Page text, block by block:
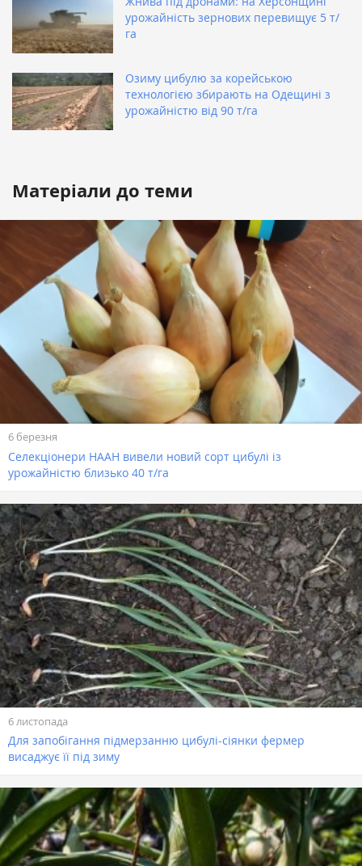
урожайність зернових перевищує 5 т/
га
Озиму цибулю за корейською
технологією збирають на Одещині з
урожайністю від 90 т/га
Матеріали до теми
6 березня
Селекціонери НААН вивели новий сорт цибулі із
урожайністю близько 40 т/га
6 листопада
Для запобігання підмерзанню цибулі-сіянки фермер
висаджує її під зиму